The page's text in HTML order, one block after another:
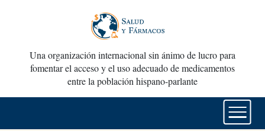
Una organización internacional sin ánimo de lucro para
fomentar el acceso y el uso adecuado de medicamentos
entre la población hispano-parlante